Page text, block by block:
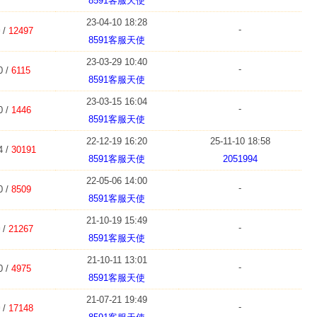
/ 12497
23-04-10 18:28
8591客服天使
-
/ 6115
23-03-29 10:40
8591客服天使
-
/ 1446
23-03-15 16:04
8591客服天使
-
/ 30191
22-12-19 16:20
8591客服天使
25-11-10 18:58
2051994
/ 8509
22-05-06 14:00
8591客服天使
-
/ 21267
21-10-19 15:49
8591客服天使
-
/ 4975
21-10-11 13:01
8591客服天使
-
/ 17148
21-07-21 19:49
-